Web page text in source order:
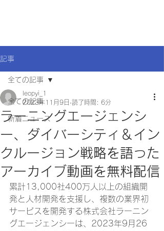
記事
全ての記事
新着ニュース
全ての記事
ラーニングエージェンシ
ー、ダイバーシティ＆イン
クルージョン戦略を語った
アーカイブ動画を無料配信
leopyi_1
2023年11月9日 読了時間: 6分
累計13,000社400万人以上の組織開
発と人材開発を支援し、複数の業界初
サービスを開発する株式会社ラーニン
グエージェンシーは、2023年9月26